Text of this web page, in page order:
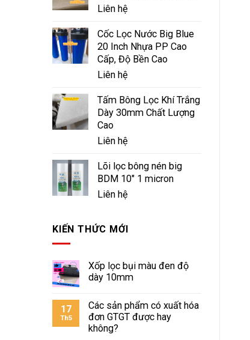
Liên hệ
Cốc Lọc Nước Big Blue
20 Inch Nhựa PP Cao
Cấp, Độ Bền Cao
Liên hệ
Tấm Bông Lọc Khí Trắng
Dày 30mm Chất Lượng
Cao
Liên hệ
Lõi lọc bông nén big
BDM 10" 1 micron
Liên hệ
KIẾN THỨC MỚI
Xốp lọc bụi màu đen độ
dày 10mm
17
Th5
Các sản phẩm có xuất hóa
đơn GTGT được hay
không?